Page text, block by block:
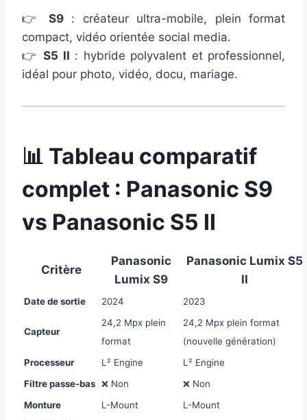
👉 S9: créateur ultra-mobile, plein format
compact, vidéo orientée social media.
👉 S5 II : hybride polyvalent et professionnel,
idéal pour photo, vidéo, docu, mariage.
📊 Tableau comparatif
complet : Panasonic S9
vs Panasonic S5 II
Critère
Panasonic
Lumix S9
Panasonic Lumix S5
II
Date de sortie 2024 2023
Capteur
24,2 Mpx plein
format
24,2 Mpx plein format
(nouvelle génération)
Processeur
L² Engine
L² Engine
Filtre passe-bas ❌ Non
❌ Non
Monture
L-Mount
L-Mount